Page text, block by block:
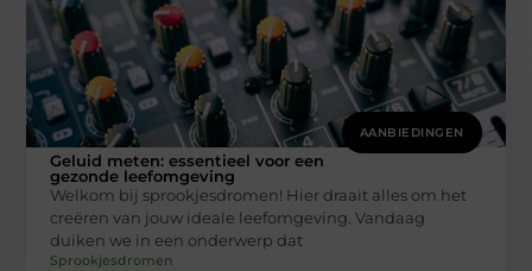
AANBIEDINGEN
Geluid meten: essentieel voor een
gezonde leefomgeving
Welkom bij sprookjesdromen! Hier draait alles om het
creëren van jouw ideale leefomgeving. Vandaag
duiken we in een onderwerp dat
Sprookjesdromen